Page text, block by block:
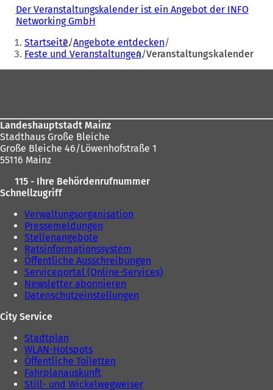
Der Veranstaltungskalender ist ein Angebot der INFO
Networking GmbH
Sie
befinden
sich
Startseite Angebote entdecken
Feste und Veranstaltungen Veranstaltungskalender
Landeshauptstadt Mainz
Stadthaus Große Bleiche
Große Bleiche 46/Löwenhofstraße 1
55116 Mainz
115 - Ihre Behördenrufnummer
Schnellzugriff
Verwaltungsorganisation
Pressemeldungen
Stellenangebote
Ratsinformationssystem
Öffentliche Ausschreibungen
Serviceportal (Online-Services)
Newsletter abonnieren
Datenschutzeinstellungen
City Service
Stadtplan
WLAN-Hotspots
Öffentliche Toiletten
Fahrplanauskunft
Still- und Wickelwegweiser